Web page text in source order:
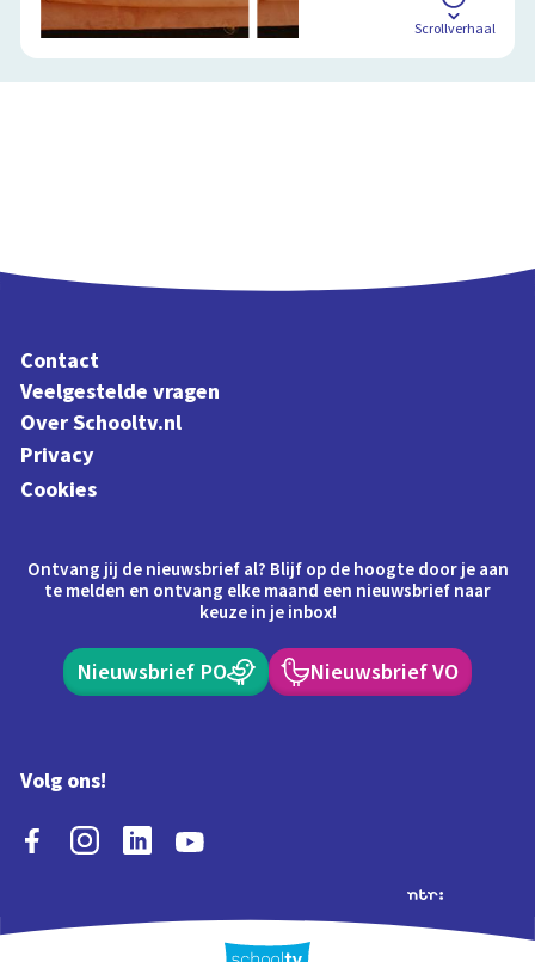
Scrollverhaal
Contact
Veelgestelde vragen
Over Schooltv.nl
Privacy
Cookies
Ontvang jij de nieuwsbrief al? Blijf op de hoogte door je aan
te melden en ontvang elke maand een nieuwsbrief naar
keuze in je inbox!
Nieuwsbrief PO Nieuwsbrief VO
Volg ons!